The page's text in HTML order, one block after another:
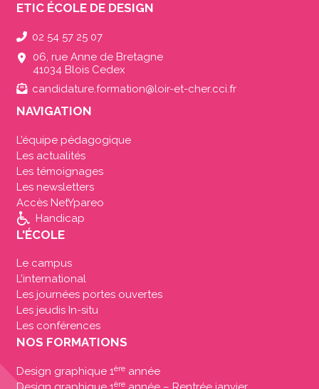
ETIC ÉCOLE DE DESIGN
02 54 57 25 07
06, rue Anne de Bretagne
41034 Blois Cedex
candidature.formation@loir-et-cher.cci.fr
NAVIGATION
L’équipe pédagogique
Les actualités
Les témoignages
Les newsletters
Accès NetYpareo
Handicap
L'ÉCOLE
Le campus
L’international
Les journées portes ouvertes
Les jeudis In-situ
Les conférences
NOS FORMATIONS
Design graphique 1èreannée
ère